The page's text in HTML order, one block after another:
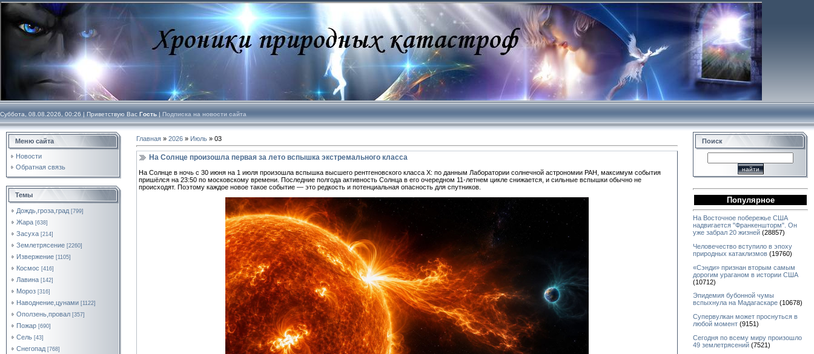
Суббота, 08.08.2026, 00:26 | Приветствую Вас Гость | Подписка на новости сайта
Меню сайта
Новости
Обратная связь
Темы
Дождь,гроза,град [799]
Жара [638]
Засуха [214]
Землетрясение [2260]
Извержение [1105]
Космос [416]
Лавина [142]
Мороз [316]
Наводнение,цунами [1122]
Оползень,провал [357]
Пожар [690]
Сель [43]
Снегопад [768]
Главная » 2026 » Июль » 03
На Солнце произошла первая за лето вспышка экстремального класса
На Солнце в ночь с 30 июня на 1 июля произошла вспышка высшего рентгеновского класса X: по данным Лаборатории солнечной астрономии РАН, максимум события
пришёлся на 23:50 по московскому времени. Последние полгода активность Солнца в его очередном 11-летнем цикле снижается, и сильные вспышки обычно не
происходят. Поэтому каждое новое такое событие — это редкость и потенциальная опасность для спутников.
Поиск
Популярное
На Восточное побережье США
надвигается "Франкеншторм". Он
уже забрал 20 жизней (28857)
Человечество вступило в эпоху
природных катаклизмов (19760)
«Сэнди» признан вторым самым
дорогим ураганом в истории США
(10712)
Эпидемия бубонной чумы
вспыхнула на Мадагаскаре (10678)
Супервулкан может проснуться в
любой момент (9151)
Сегодня по всему миру произошло
49 землетрясений (7521)